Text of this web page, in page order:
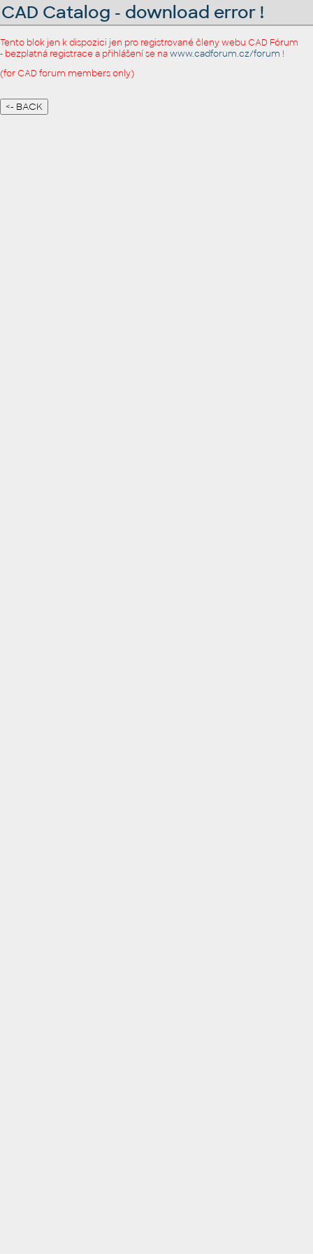
CAD Catalog - download error !
Tento blok jen k dispozici jen pro registrované členy webu CAD Fórum
- bezplatná registrace a přihlášení se nawww.cadforum.cz/forum !
(for CAD forum members only)